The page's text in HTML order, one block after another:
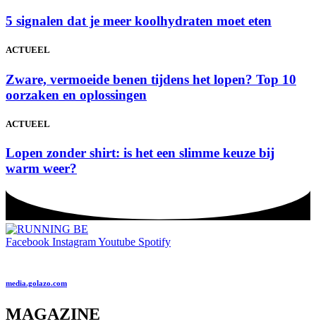
5 signalen dat je meer koolhydraten moet eten
ACTUEEL
Zware, vermoeide benen tijdens het lopen? Top 10
oorzaken en oplossingen
ACTUEEL
Lopen zonder shirt: is het een slimme keuze bij
warm weer?
Facebook InstagramYoutube Spotify
media.golazo.com
MAGAZINE